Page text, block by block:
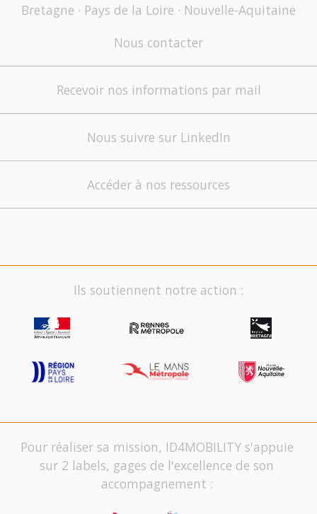
Bretagne · Pays de la Loire · Nouvelle-Aquitaine
Nous contacter
Recevoir nos informations par mail
Nous suivre sur LinkedIn
Accéder à nos ressources
Ils soutiennent notre action :
Pour réaliser sa mission, ID4MOBILITY s'appuie
sur 2 labels, gages de l'excellence de son
accompagnement :